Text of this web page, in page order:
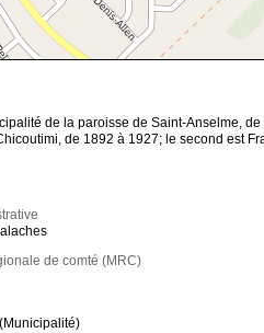
de la paroisse de Saint-Anselme,
de 1892 à 1927; le second est
de comté (MRC)